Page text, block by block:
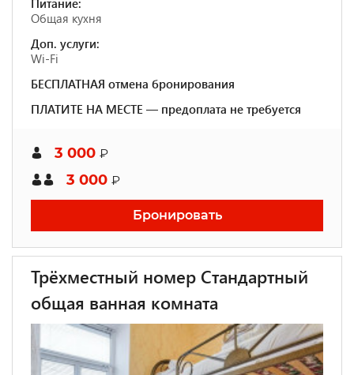
Питание:
Общая кухня
Доп. услуги:
Wi-Fi
БЕСПЛАТНАЯ отмена бронирования
ПЛАТИТЕ НА МЕСТЕ — предоплата не требуется
3 000 ₽
3 000 ₽
Бронировать
Трёхместный номер Стандартный
общая ванная комната